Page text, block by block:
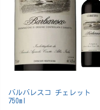
バルバレスコ チェレット
750ml